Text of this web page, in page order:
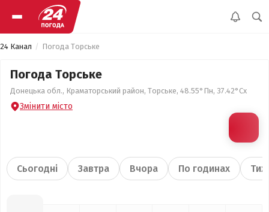
24 Канал Погода Торське
Погода Торське
Донецька обл., Краматорський район, Торське, 48.55°Пн, 37.42°Сх
Змінити місто
Сьогодні Завтра Вчора По годинах